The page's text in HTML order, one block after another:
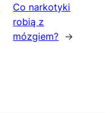
Co narkotyki
robią z
mózgiem? →